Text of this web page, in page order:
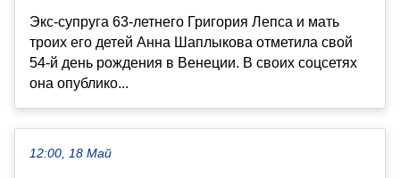
Экс-супруга 63-летнего Григория Лепса и мать
троих его детей Анна Шаплыкова отметила свой
54-й день рождения в Венеции. В своих соцсетях
она опублико...
12:00, 18 Май